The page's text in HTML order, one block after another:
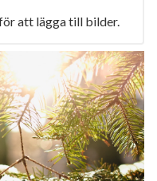
att lägga till bilder.